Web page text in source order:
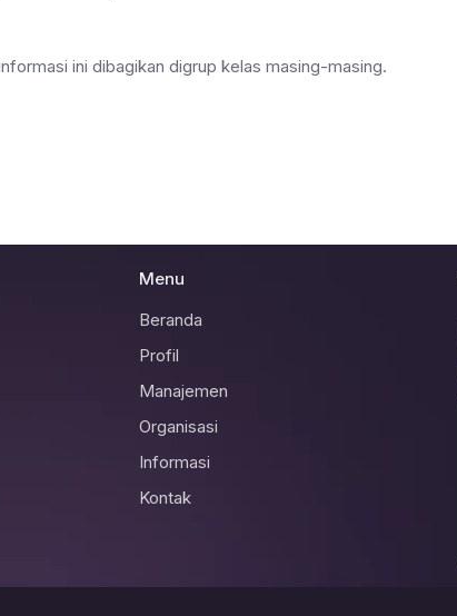
ini dibagikan digrup kelas masing-masing.
Menu
Beranda
Profil
Manajemen
Organisasi
Informasi
Kontak